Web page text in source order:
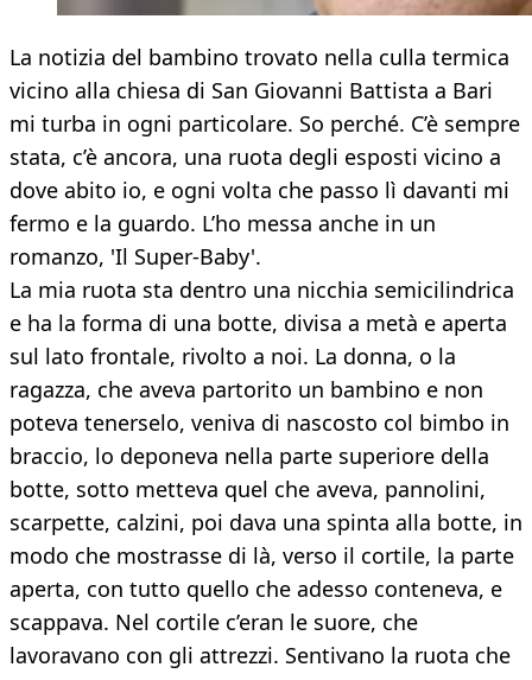
La notizia del bambino trovato nella culla termica
vicino alla chiesa di San Giovanni Battista a Bari
mi turba in ogni particolare. So perché. C’è sempre
stata, c’è ancora, una ruota degli esposti vicino a
dove abito io, e ogni volta che passo lì davanti mi
fermo e la guardo. L’ho messa anche in un
romanzo, 'Il Super-Baby'.
La mia ruota sta dentro una nicchia semicilindrica
e ha la forma di una botte, divisa a metà e aperta
sul lato frontale, rivolto a noi. La donna, o la
ragazza, che aveva partorito un bambino e non
poteva tenerselo, veniva di nascosto col bimbo in
braccio, lo deponeva nella parte superiore della
botte, sotto metteva quel che aveva, pannolini,
scarpette, calzini, poi dava una spinta alla botte, in
modo che mostrasse di là, verso il cortile, la parte
aperta, con tutto quello che adesso conteneva, e
scappava. Nel cortile c’eran le suore, che
lavoravano con gli attrezzi. Sentivano la ruota che